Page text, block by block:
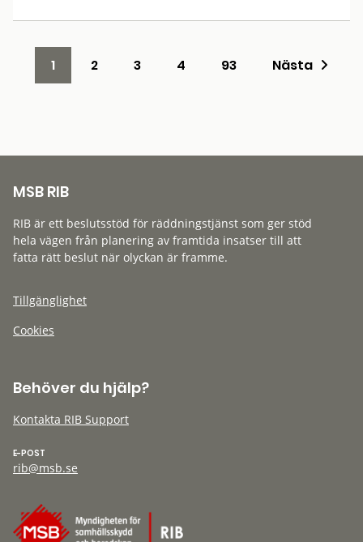
1 2 3 4 93 Nästa
MSB RIB
RIB är ett beslutsstöd för räddningstjänst som ger stöd
hela vägen från planering av framtida insatser till att
fatta rätt beslut när olyckan är framme.
Tillgänglighet
Cookies
Behöver du hjälp?
Kontakta RIB Support
E-POST
rib@msb.se